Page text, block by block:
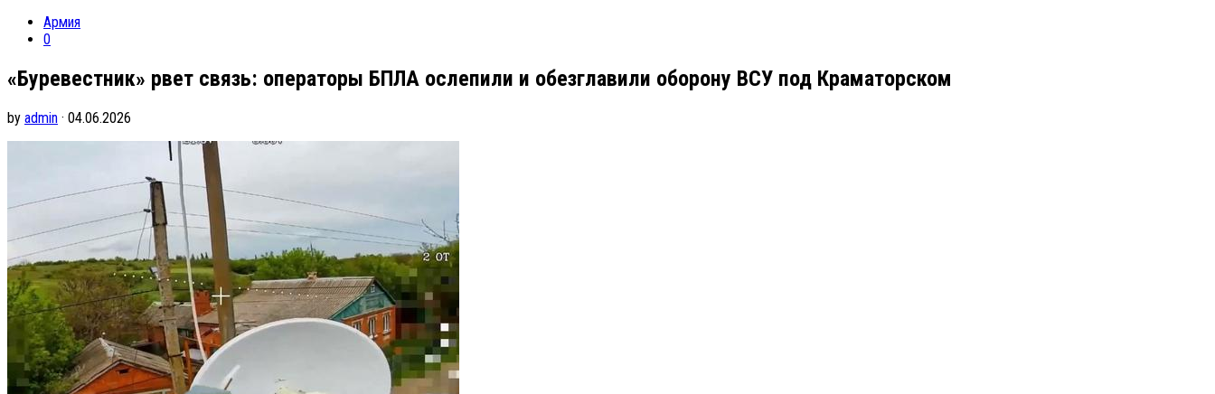
Армия
0
«Буревестник» рвет связь: операторы БПЛА ослепили и обезглавили оборону ВСУ под Краматорском
by admin · 04.06.2026